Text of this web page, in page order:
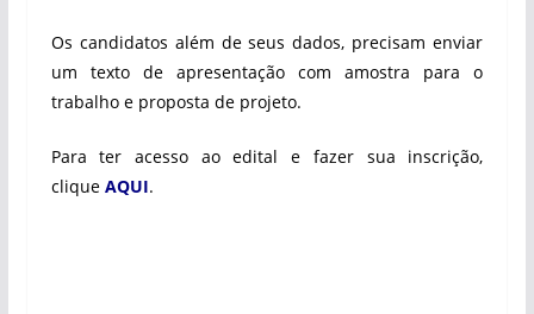
Os candidatos além de seus dados, precisam enviar
um texto de apresentação com amostra para o
trabalho e proposta de projeto.
Para ter acesso ao edital e fazer sua inscrição,
clique AQUI.